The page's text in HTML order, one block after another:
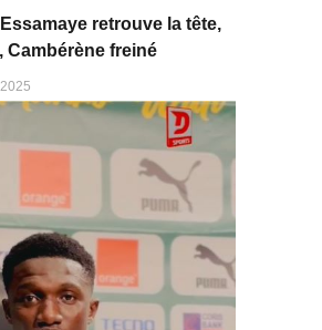
retrouve la tête,
Cambérène freiné